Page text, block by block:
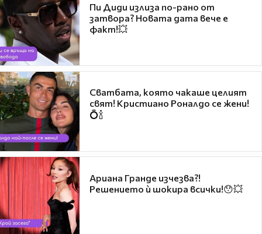
Пи Диди излиза по-рано от
затвора? Новата дата вече е
факт!💥
Сватбата, която чакаше целият
свят! Кристиано Роналдо се жени!
💍🍾
Ариана Гранде изчезва?!
Решението ѝ шокира всички!😯💥